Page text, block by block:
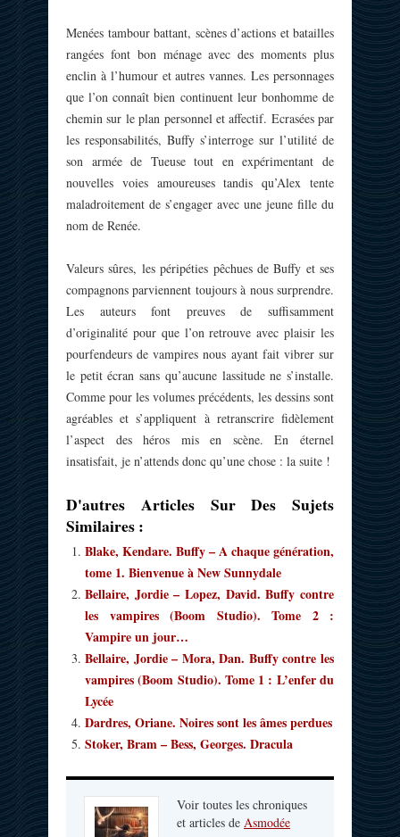
Menées tambour battant, scènes d’actions et batailles
rangées font bon ménage avec des moments plus
enclin à l’humour et autres vannes. Les personnages
que l’on connaît bien continuent leur bonhomme de
chemin sur le plan personnel et affectif. Ecrasées par
les responsabilités, Buffy s’interroge sur l’utilité de
son armée de Tueuse tout en expérimentant de
nouvelles voies amoureuses tandis qu’Alex tente
maladroitement de s’engager avec une jeune fille du
nom de Renée.
Valeurs sûres, les péripéties pêchues de Buffy et ses
compagnons parviennent toujours à nous surprendre.
Les auteurs font preuves de suffisamment
d’originalité pour que l’on retrouve avec plaisir les
pourfendeurs de vampires nous ayant fait vibrer sur
le petit écran sans qu’aucune lassitude ne s’installe.
Comme pour les volumes précédents, les dessins sont
agréables et s’appliquent à retranscrire fidèlement
l’aspect des héros mis en scène. En éternel
insatisfait, je n’attends donc qu’une chose : la suite !
D'autres Articles Sur Des Sujets
Similaires :
Blake, Kendare. Buffy – A chaque génération,
tome 1. Bienvenue à New Sunnydale
Bellaire, Jordie – Lopez, David. Buffy contre
les vampires (Boom Studio). Tome 2 :
Vampire un jour…
Bellaire, Jordie – Mora, Dan. Buffy contre les
vampires (Boom Studio). Tome 1 : L’enfer du
Lycée
Dardres, Oriane. Noires sont les âmes perdues
Stoker, Bram – Bess, Georges. Dracula
Voir toutes les chroniques
et articles de Asmodée